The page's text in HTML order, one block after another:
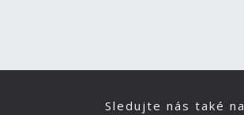
Sledujte nás také na